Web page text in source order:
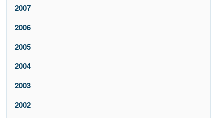
2007
2006
2005
2004
2003
2002